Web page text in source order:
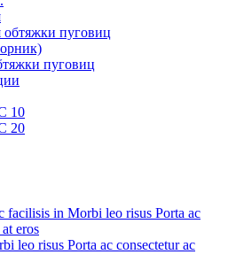
обтяжки пуговиц
пуговиц
10
20
facilisis in Morbi leo risus Porta ac
eros
leo risus Porta ac consectetur ac